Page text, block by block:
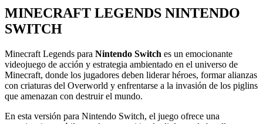
MINECRAFT LEGENDS NINTENDO
SWITCH
Minecraft Legends para Nintendo Switch es un emocionante
videojuego de acción y estrategia ambientado en el universo de
Minecraft, donde los jugadores deben liderar héroes, formar alianzas
con criaturas del Overworld y enfrentarse a la invasión de los piglins
que amenazan con destruir el mundo.
En esta versión para Nintendo Switch, el juego ofrece una